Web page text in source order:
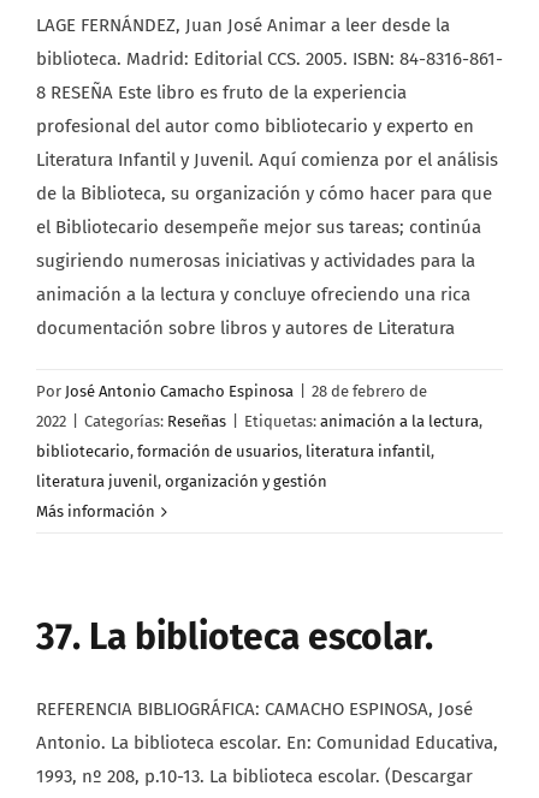
LAGE FERNÁNDEZ, Juan José Animar a leer desde la
biblioteca. Madrid: Editorial CCS. 2005. ISBN: 84-8316-861-
8 RESEÑA Este libro es fruto de la experiencia
profesional del autor como bibliotecario y experto en
Literatura Infantil y Juvenil. Aquí comienza por el análisis
de la Biblioteca, su organización y cómo hacer para que
el Bibliotecario desempeñe mejor sus tareas; continúa
sugiriendo numerosas iniciativas y actividades para la
animación a la lectura y concluye ofreciendo una rica
documentación sobre libros y autores de Literatura
Por José Antonio Camacho Espinosa
28 de febrero de
2022
Categorías: Reseñas Etiquetas: animación a la lectura,
bibliotecario, formación de usuarios, literatura infantil,
literatura juvenil, organización y gestión
Más información
37. La biblioteca escolar.
REFERENCIA BIBLIOGRÁFICA: CAMACHO ESPINOSA, José
Antonio. La biblioteca escolar. En: Comunidad Educativa,
1993, nº 208, p.10-13. La biblioteca escolar. (Descargar